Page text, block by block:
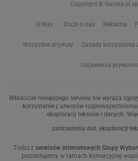
Copyright © Gazeta.pl
O Nas Staże u nas Reklama
Wszystkie artykuły Zasady korzystania
Ustawienia
Właściciel niniejszego serwisu nie wyraża
korzystanie z utworów
eksploracji tekstów i danych.
zastrzeżeniu dot. eksploracji
Treści z serwisów internetowych Grupy
prezentujemy w ramach komercyjnej